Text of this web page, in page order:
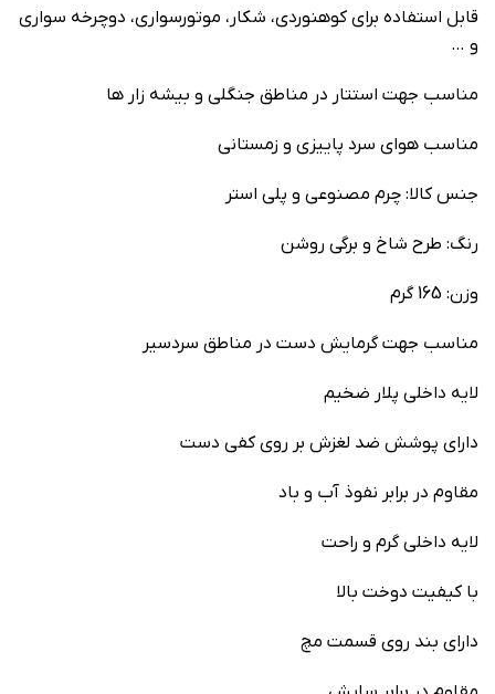
قابل استفاده برای کوهنوردی، شکار، موتورسواری، دوچرخه سواری
و …
مناسب جهت استتار در مناطق جنگلی و بیشه زار ها
مناسب هوای سرد پاییزی و زمستانی
جنس کالا: چرم مصنوعی و پلی استر
رنگ: طرح شاخ و برگی روشن
وزن: 165 گرم
مناسب جهت گرمایش دست در مناطق سردسیر
لایه داخلی پلار ضخیم
دارای پوشش ضد لغزش بر روی کفی دست
مقاوم در برابر نفوذ آب و باد
لایه داخلی گرم و راحت
با کیفیت دوخت بالا
دارای بند روی قسمت مچ